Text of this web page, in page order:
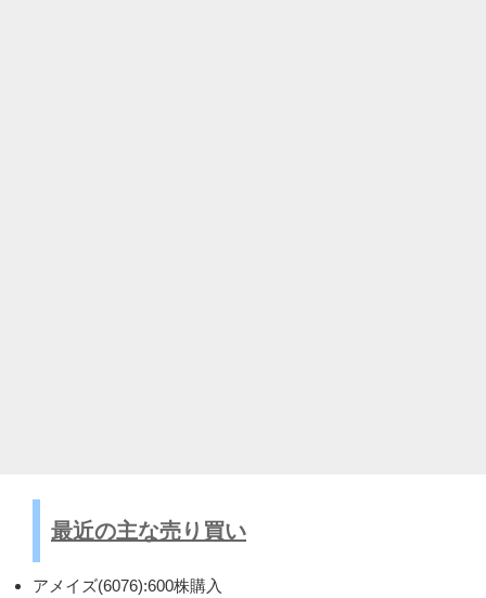
最近の主な売り買い
アメイズ(6076):600株購入